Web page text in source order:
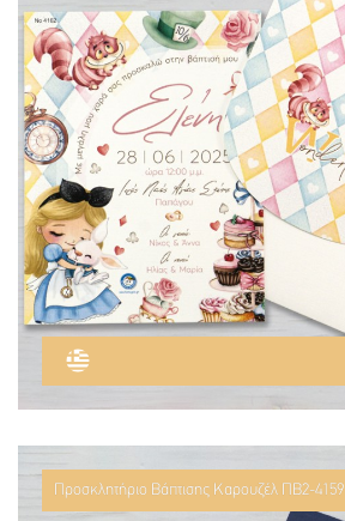
Προσκλητήριο Βάπτισης Καρουζέλ ΠΒ2-4159